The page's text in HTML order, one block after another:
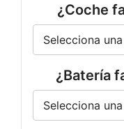
¿Coche
¿Batería